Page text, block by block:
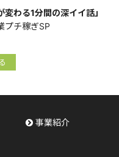
わる1分間の深イイ話」
プチ稼ぎSP
事業紹介